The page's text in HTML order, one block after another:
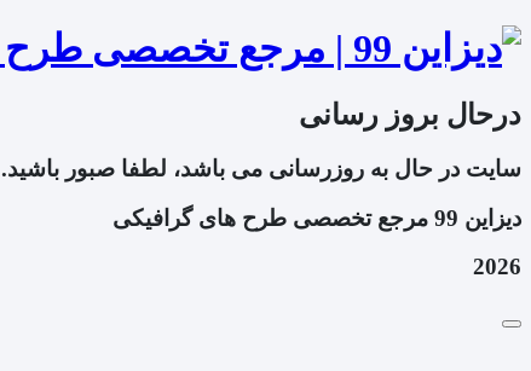
درحال بروز رسانی
سایت در حال به روزرسانی می باشد، لطفا صبور باشید.
دیزاین 99 مرجع تخصصی طرح های گرافیکی
2026